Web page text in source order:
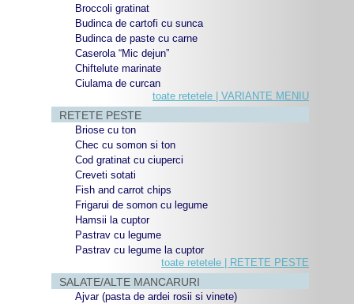
Broccoli gratinat
Budinca de cartofi cu sunca
Budinca de paste cu carne
Caserola “Mic dejun”
Chiftelute marinate
Ciulama de curcan
toate retetele | VARIANTE MENIU
RETETE PESTE
Briose cu ton
Chec cu somon si ton
Cod gratinat cu ciuperci
Creveti sotati
Fish and carrot chips
Frigarui de somon cu legume
Hamsii la cuptor
Pastrav cu legume
Pastrav cu legume la cuptor
toate retetele | RETETE PESTE
SALATE/ALTE MANCARURI
Ajvar (pasta de ardei rosii si vinete)